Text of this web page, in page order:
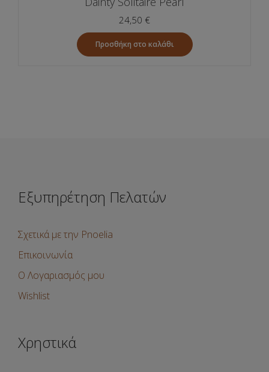
24,50 €
Προσθήκη στο καλάθι
Εξυπηρέτηση Πελατών
Σχετικά με την Pnoelia
Επικοινωνία
Ο Λογαριασμός μου
Wishlist
Χρηστικά